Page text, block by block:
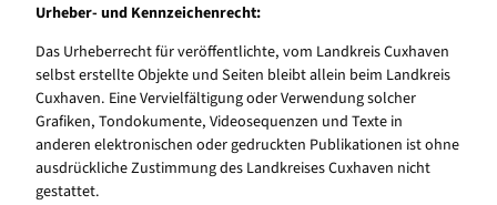
Urheber- und Kennzeichenrecht:
Das Urheberrecht für veröffentlichte, vom Landkreis Cuxhaven
selbst erstellte Objekte und Seiten bleibt allein beim Landkreis
Cuxhaven. Eine Vervielfältigung oder Verwendung solcher
Grafiken, Tondokumente, Videosequenzen und Texte in
anderen elektronischen oder gedruckten Publikationen ist ohne
ausdrückliche Zustimmung des Landkreises Cuxhaven nicht
gestattet.